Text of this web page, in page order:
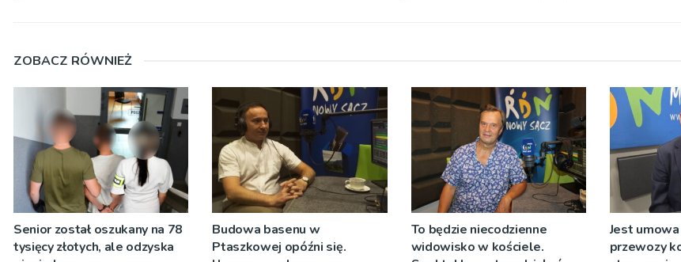
ZOBACZ RÓWNIEŻ
Senior został oszukany na 78
tysięcy złotych, ale odzyska
Budowa basenu w
Ptaszkowej opóźni się.
To będzie niecodzienne
widowisko w kościele.
Jest
przewozy